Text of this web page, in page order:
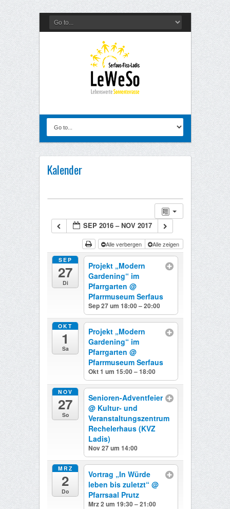
Kalender
SEP 2016 – NOV 2017
Alle verbergen Alle zeigen
SEP
27
Di
Projekt „Modern
Gardening“ im
Pfarrgarten @
Pfarrmuseum Serfaus
Sep 27 um 18:00 – 20:00
OKT
1
Sa
Projekt „Modern
Gardening“ im
Pfarrgarten @
Pfarrmuseum Serfaus
Okt 1 um 15:00 – 18:00
NOV
27
So
Senioren-Adventfeier
@ Kultur- und
Veranstaltungszentrum
Rechelerhaus (KVZ
Ladis)
Nov 27 um 14:00
MRZ
2
Do
Vortrag „In Würde
leben bis zuletzt“ @
Pfarrsaal Prutz
Mrz 2 um 19:30 – 21:00